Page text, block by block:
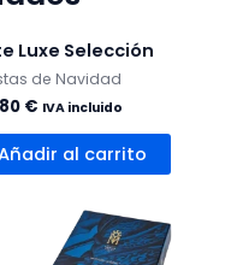
Luxe Selección
de Navidad
€ IVA incluido
al carrito